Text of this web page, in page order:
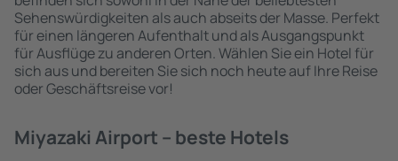
Sehenswürdigkeiten als auch abseits der Masse. Perfekt
für einen längeren Aufenthalt und als Ausgangspunkt
für Ausflüge zu anderen Orten. Wählen Sie ein Hotel für
sich aus und bereiten Sie sich noch heute auf Ihre Reise
oder Geschäftsreise vor!
Miyazaki Airport – beste Hotels